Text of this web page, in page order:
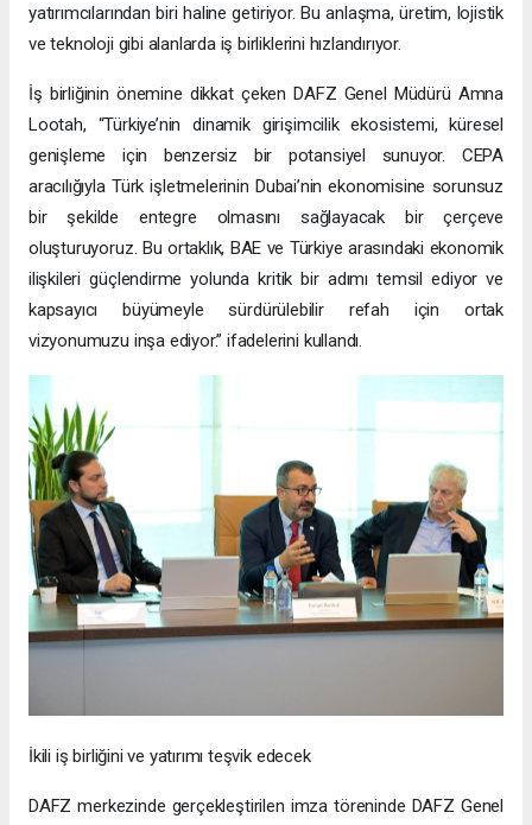
yatırımcılarından biri haline getiriyor. Bu anlaşma, üretim, lojistik
ve teknoloji gibi alanlarda iş birliklerini hızlandırıyor.
İş birliğinin önemine dikkat çeken DAFZ Genel Müdürü Amna
Lootah, “Türkiye’nin dinamik girişimcilik ekosistemi, küresel
genişleme için benzersiz bir potansiyel sunuyor. CEPA
aracılığıyla Türk işletmelerinin Dubai’nin ekonomisine sorunsuz
bir şekilde entegre olmasını sağlayacak bir çerçeve
oluşturuyoruz. Bu ortaklık, BAE ve Türkiye arasındaki ekonomik
ilişkileri güçlendirme yolunda kritik bir adımı temsil ediyor ve
kapsayıcı büyümeyle sürdürülebilir refah için ortak
vizyonumuzu inşa ediyor.” ifadelerini kullandı.
İkili iş birliğini ve yatırımı teşvik edecek
DAFZ merkezinde gerçekleştirilen imza töreninde DAFZ Genel